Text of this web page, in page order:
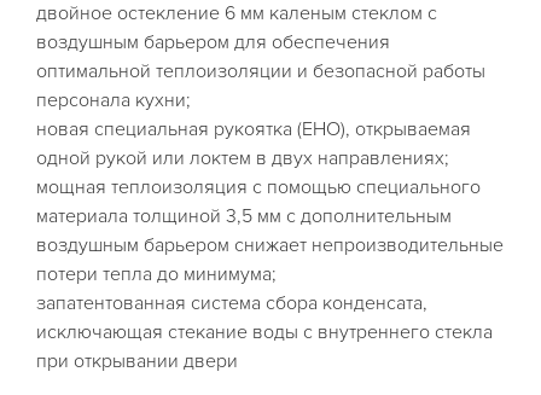
двойное остекление 6 мм каленым стеклом с
воздушным барьером для обеспечения
оптимальной теплоизоляции и безопасной работы
персонала кухни;
новая специальная рукоятка (EHO), открываемая
одной рукой или локтем в двух направлениях;
мощная теплоизоляция с помощью специального
материала толщиной 3,5 мм с дополнительным
воздушным барьером снижает непроизводительные
потери тепла до минимума;
запатентованная система сбора конденсата,
исключающая стекание воды с внутреннего стекла
при открывании двери